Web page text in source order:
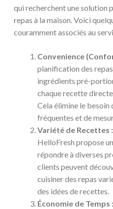
qui recherchent une solution
repas à la maison. Voici
couramment associés au
Convenience
planification des
ingrédients pré-
chaque recette
Cela élimine le besoin
fréquentes et de
Variété de Recettes :
HelloFresh propose
répondre à diverses
clients peuvent
cuisiner des repas
des idées de recettes.
Économie de Temps :